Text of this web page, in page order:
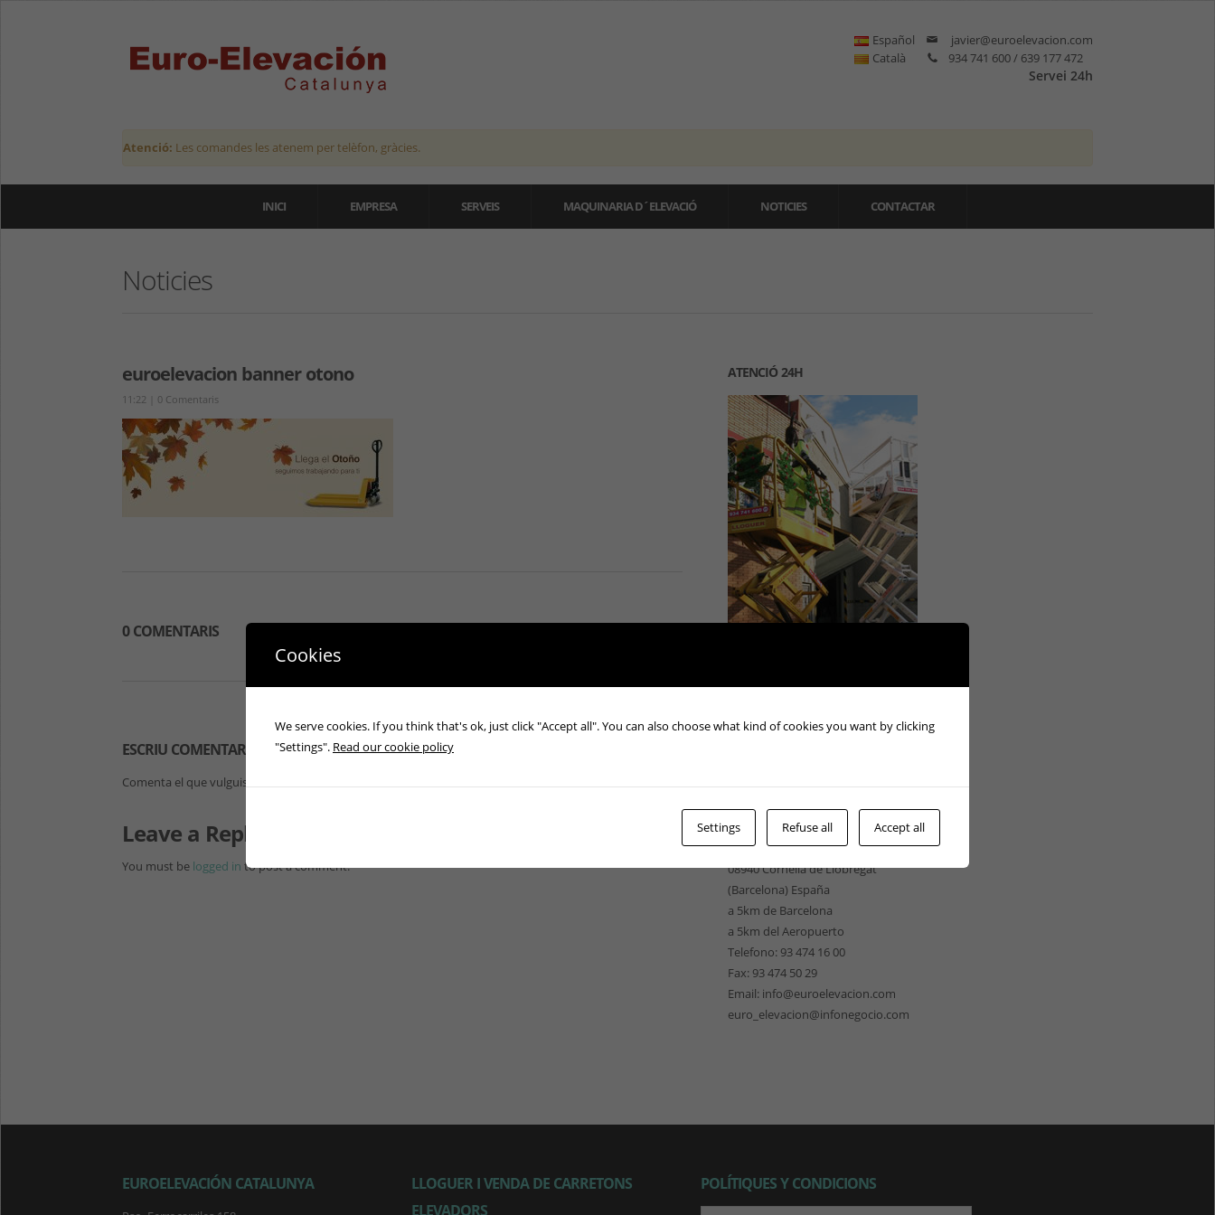
javier@euroelevacion.com
934 741 600 / 639 177 472
Servei 24h
Español
Català
Atenció: Les comandes les atenem per telèfon, gràcies.
INICI EMPRESA SERVEIS MAQUINARIA D´ELEVACIÓ NOTICIES CONTACTAR
Noticies
euroelevacion banner otono
11:22 0 Comentaris
0 COMENTARIS
ESCRIU COMENTARIS
Comenta el que vulguis sobre aquesta notícia.
Leave a Reply
You must be logged in to post a comment.
ATENCIÓ 24H
EUROELEVACIÓN CATALUNYA
Pso. Ferrocarriles 158
08940 Cornellà de Llobregat
(Barcelona) España
a 5km de Barcelona
a 5km del Aeropuerto
Telefono: 93 474 16 00
Fax: 93 474 50 29
Email: info@euroelevacion.com
euro_elevacion@infonegocio.com
EUROELEVACIÓN CATALUNYA
LLOGUER I VENDA DE CARRETONS
ELEVADORS
POLÍTIQUES Y CONDICIONS
Cookies
We serve cookies. If you think that's ok, just click "Accept all". You can also choose what kind of cookies you want by clicking
"Settings". Read our cookie policy
Settings Refuse all Accept all